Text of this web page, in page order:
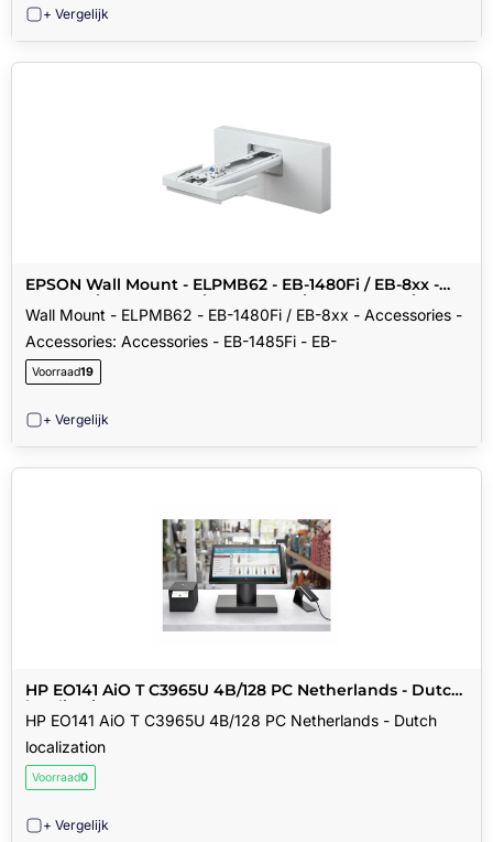
+ Vergelijk
EPSON Wall Mount - ELPMB62 - EB-1480Fi / EB-8xx -
Accessories - Accessories: Accessories - EB-1485Fi - EB-
Wall Mount - ELPMB62 - EB-1480Fi / EB-8xx - Accessories -
Accessories: Accessories - EB-1485Fi - EB-
Voorraad19
+ Vergelijk
HP EO141 AiO T C3965U 4B/128 PC Netherlands - Dutch
localization
HP EO141 AiO T C3965U 4B/128 PC Netherlands - Dutch
localization
Voorraad0
+ Vergelijk